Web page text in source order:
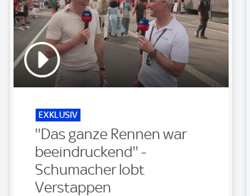
EXKLUSIV
''Das ganze Rennen war
beeindruckend'' -
Schumacher lobt
Verstappen